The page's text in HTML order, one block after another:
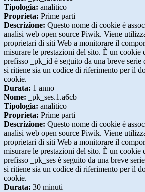
Tipologia: analitico
Proprieta: Prime parti
Descrizione: Questo nome di cookie è
analisi web open source Piwik. Viene
proprietari di siti Web a monitorare il
misurare le prestazioni del sito. È un cookie
prefisso _pk_id è seguito da una breve serie
si ritiene sia un codice di riferimento per il
cookie.
Durata: 1 anno
Nome: _pk_ses.1.a6cb
Tipologia: analitico
Proprieta: Prime parti
Descrizione: Questo nome di cookie è
analisi web open source Piwik. Viene
proprietari di siti Web a monitorare il
misurare le prestazioni del sito. È un cookie
prefisso _pk_ses è seguito da una breve
si ritiene sia un codice di riferimento per il
cookie.
Durata: 30 minuti